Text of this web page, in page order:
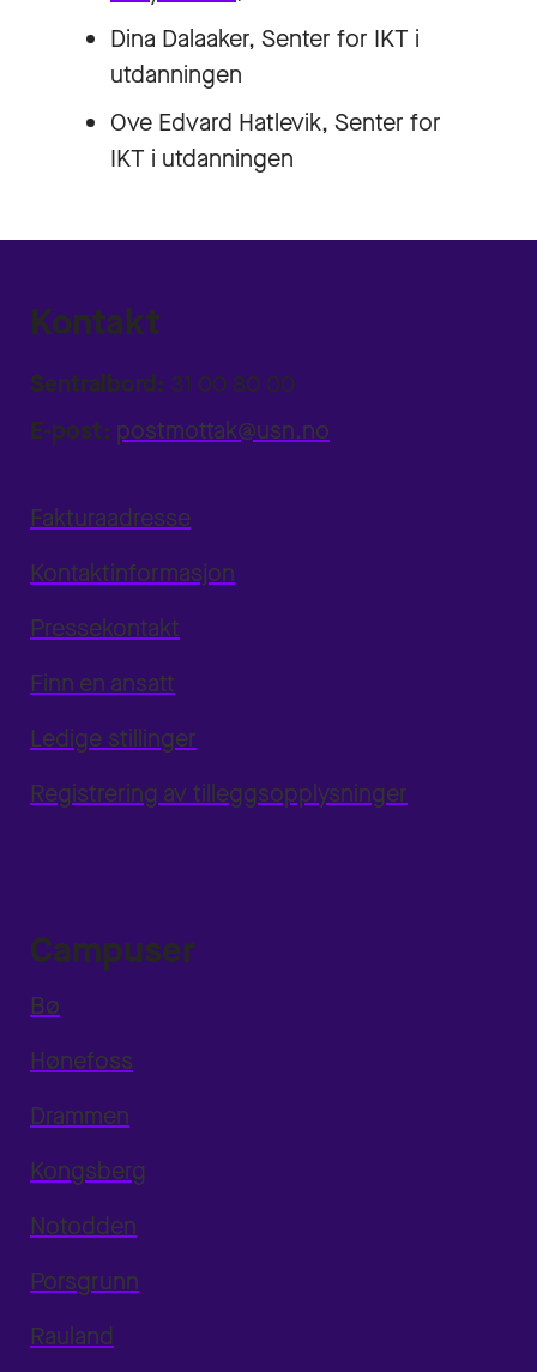
Dina Dalaaker, Senter for IKT i
utdanningen
Ove Edvard Hatlevik, Senter for
IKT i utdanningen
Kontakt
Sentralbord: 31 00 80 00
E-post: postmottak@usn.no
Fakturaadresse
Kontaktinformasjon
Pressekontakt
Finn en ansatt
Ledige stillinger
Registrering av tilleggsopplysninger
Campuser
Bø
Hønefoss
Drammen
Kongsberg
Notodden
Porsgrunn
Rauland